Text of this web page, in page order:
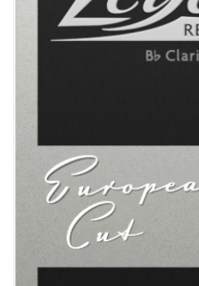
Verhuur hobo's